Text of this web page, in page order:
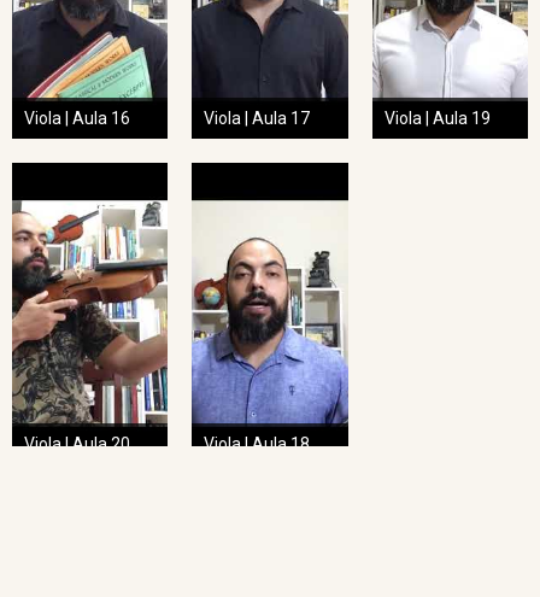
Viola | Aula 16 Viola | Aula 17 Viola | Aula 19
Viola | Aula 20 Viola | Aula 18